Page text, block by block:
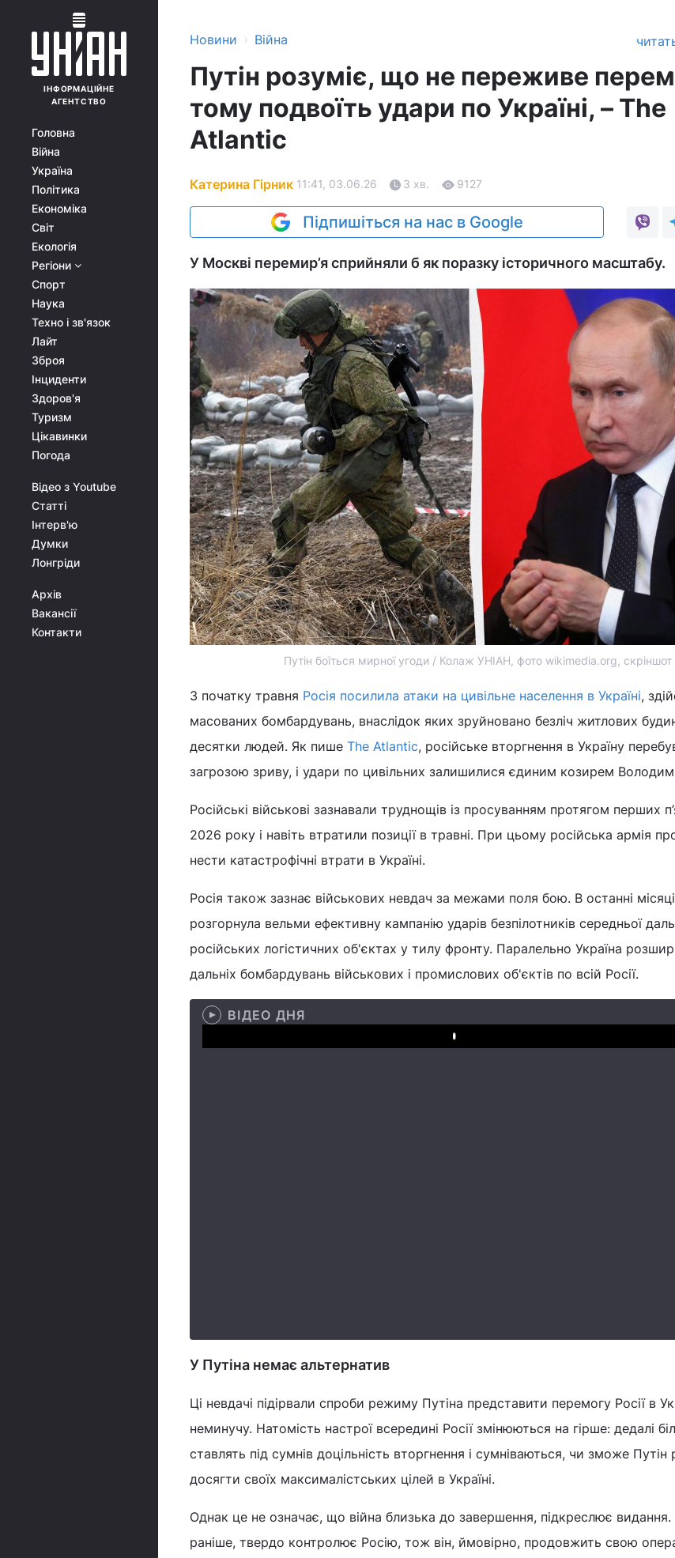
ІНФОРМАЦІЙНЕ
АГЕНТСТВО
Головна
Війна
Україна
Політика
Економіка
Світ
Екологія
Регіони
Спорт
Наука
Техно і зв'язок
Лайт
Зброя
Інциденти
Здоров'я
Туризм
Цікавинки
Погода
Відео з Youtube
Статті
Інтерв'ю
Думки
Лонгріди
Архів
Вакансії
Контакти
Новини › Війна
Путін розуміє, що не переживе
тому подвоїть удари по Україні, – The
Atlantic
Катерина Гірник 11:41, 03.06.26 3 хв. 9127
Підпишіться на нас в Google
У Москві перемир’я сприйняли б як поразку історичного масштабу.
Путін боїться мирної угоди / Колаж УНІАН, фото wikimedia.org, скріншот
З початку травня Росія посилила атаки на цивільне населення в Україні,
масованих бомбардувань, внаслідок яких зруйновано безліч житлових
десятки людей. Як пише The Atlantic, російське вторгнення в Україну
загрозою зриву, і удари по цивільних залишилися єдиним козирем
Російські військові зазнавали труднощів із просуванням протягом перших
2026 року і навіть втратили позиції в травні. При цьому російська армія
нести катастрофічні втрати в Україні.
Росія також зазнає військових невдач за межами поля бою. В останні місяці
розгорнула вельми ефективну кампанію ударів безпілотників середньої
російських логістичних об'єктах у тилу фронту. Паралельно Україна
дальніх бомбардувань військових і промислових об'єктів по всій Росії.
ВІДЕО ДНЯ
Play
У Путіна немає альтернатив
Ці невдачі підірвали спроби режиму Путіна представити перемогу Росії в
неминучу. Натомість настрої всередині Росії змінюються на гірше: дедалі
ставлять під сумнів доцільність вторгнення і сумніваються, чи зможе Путін
досягти своїх максималістських цілей в Україні.
Однак це не означає, що війна близька до завершення, підкреслює видання.
раніше, твердо контролює Росію, тож він, ймовірно, продовжить свою